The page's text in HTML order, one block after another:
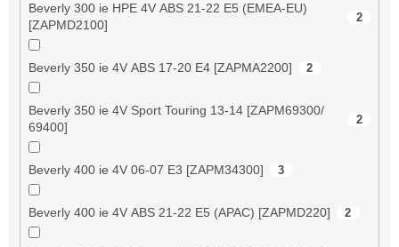
Beverly 300 ie HPE 4V ABS 21-22 E5 (EMEA-EU)
[ZAPMD2100]
2
Beverly 350 ie 4V ABS 17-20 E4 [ZAPMA2200] 2
Beverly 350 ie 4V Sport Touring 13-14 [ZAPM69300/
69400]
2
Beverly 400 ie 4V 06-07 E3 [ZAPM34300] 3
Beverly 400 ie 4V ABS 21-22 E5 (APAC) [ZAPMD220] 2